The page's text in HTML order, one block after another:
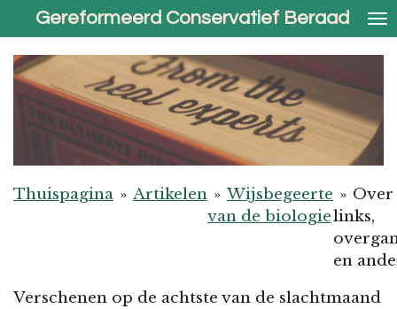
direct
naar
de
hoofdinhoud
Gereformeerd Conservatief Beraad
Thuispagina » Artikelen » Wijsbegeerte
van de biologie
» Over
links,
en
Verschenen op de achtste van de slachtmaand